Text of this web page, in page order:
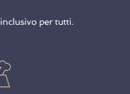
per tutti.